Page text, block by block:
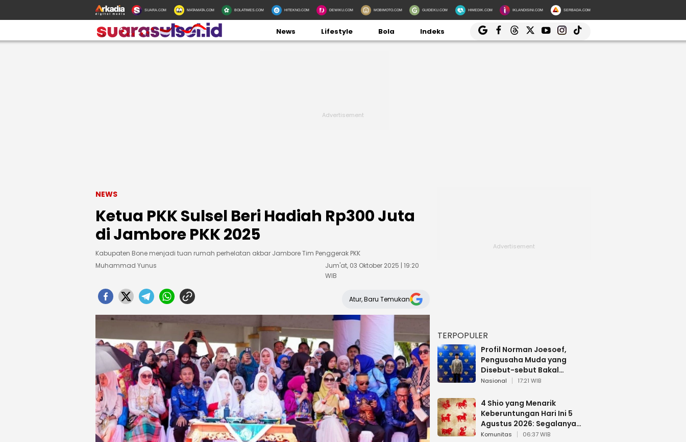
SUARA.COM MATAMATA.COM BOLATIMES.COM HITEKNO.COM DEWIKU.COM MOBIMOTO.COM GUIDEKU.COM HIMEDIK.COM IKLANDISINI.COM SERBADA.COM
News Lifestyle Bola Indeks
NEWS
Ketua PKK Sulsel Beri Hadiah Rp300 Juta
di Jambore PKK 2025
Kabupaten Bone menjadi tuan rumah perhelatan akbar Jambore Tim Penggerak PKK
Muhammad Yunus
Jum'at, 03 Oktober 2025 | 19:20
WIB
Atur, Baru Temukan
TERPOPULER
Profil Norman Joesoef,
Pengusaha Muda yang
Disebut-sebut Bakal
Dilantik Jadi Wamenhan RI
Nasional 17:21 WIB
4 Shio yang Menarik
Keberuntungan Hari Ini 5
Agustus 2026: Segalanya
Berjalan Lancar
Komunitas 06:37 WIB